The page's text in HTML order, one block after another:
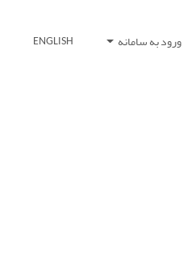
ورود به سامانه ENGLISH